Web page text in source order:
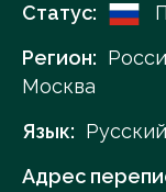
Статус:
Регион:
Москва
Язык:
Адрес